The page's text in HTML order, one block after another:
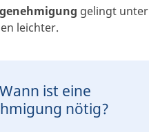
gelingt unter
leichter.
ist eine
nötig?